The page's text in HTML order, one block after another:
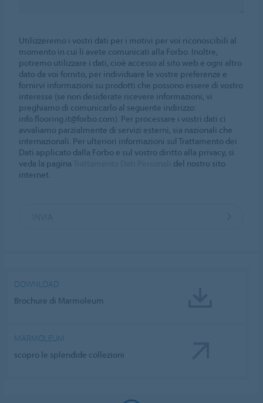
Utilizzeremo i vostri dati per i motivi per voi riconoscibili al
momento in cui li avete comunicati alla Forbo. Inoltre,
potremo utilizzare i dati, cioè accesso al sito web e ogni altro
dato da voi fornito, per individuare le vostre preferenze e
fornirvi informazioni su prodotti che possono essere di vostro
interesse (se non desiderate ricevere informazioni, vi
preghiamo di comunicarlo al seguente indirizzo:
info.flooring.it@forbo.com). Per processare i vostri dati ci
avvaliamo parzialmente di servizi esterni, sia nazionali che
internazionali. Per ulteriori informazioni sul Trattamento dei
Dati applicato dalla Forbo e sul vostro diritto alla privacy, si
veda la pagina
del nostro sito
internet.
DOWNLOAD
Brochure di Marmoleum
MARMOLEUM
scopro le splendide collezioni